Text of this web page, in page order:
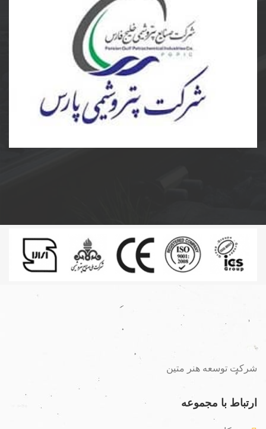
پتروشیمی پارس
ساخت و نصب مخزن کامپوزیت و پلی اتیلن و دریچه منهول
شرکت توسعه هنر متین
ارتباط با مجموعه